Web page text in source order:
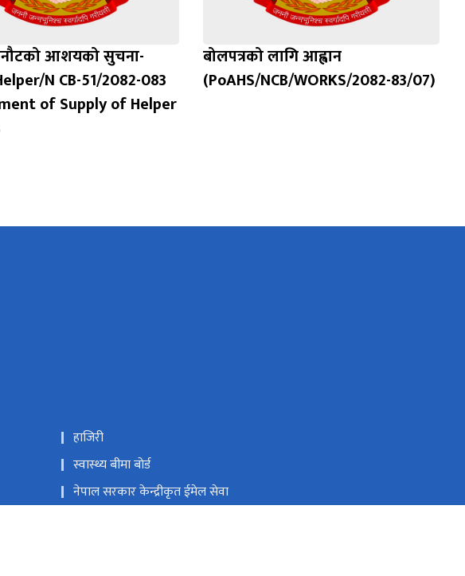
आशयको सुचना-
N CB-51/2082-083
of Supply of Helper
बोलपत्रको लागि आह्वान
(PoAHS/NCB/WORKS/2082-83/07)
हाजिरी
स्वास्थ्य बीमा बाेर्ड
नेपाल सरकार केन्द्रीकृत ईमेल सेवा